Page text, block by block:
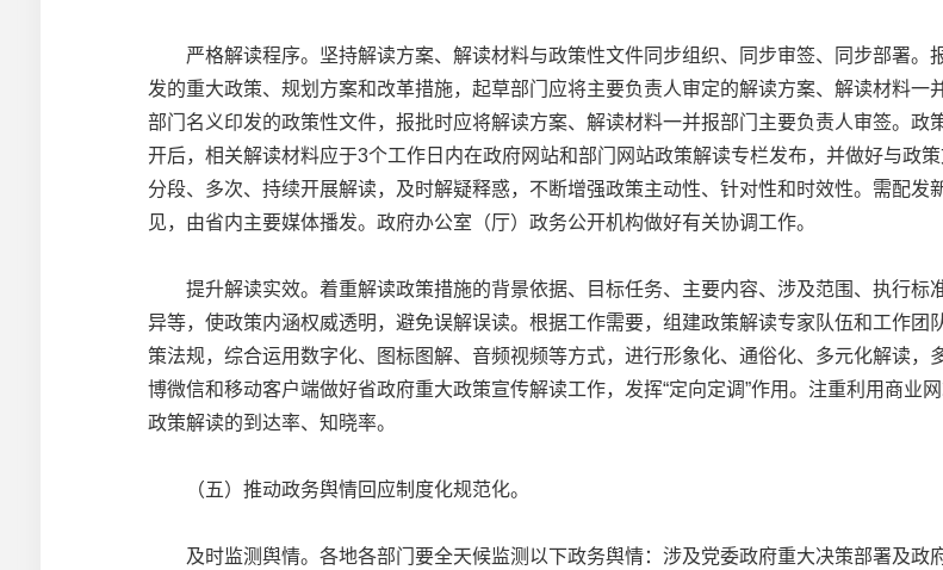
严格解读程序。坚持解读方案、解读材料与政策性文件同步组织、同步审签、同步部署。
发的重大政策、规划方案和改革措施，起草部门应将主要负责人审定的解读方案、解读材料
部门名义印发的政策性文件，报批时应将解读方案、解读材料一并报部门主要负责人审签。
开后，相关解读材料应于3个工作日内在政府网站和部门网站政策解读专栏发布，并做好与政
分段、多次、持续开展解读，及时解疑释惑，不断增强政策主动性、针对性和时效性。需配
见，由省内主要媒体播发。政府办公室（厅）政务公开机构做好有关协调工作。
提升解读实效。着重解读政策措施的背景依据、目标任务、主要内容、涉及范围、执行标
异等，使政策内涵权威透明，避免误解误读。根据工作需要，组建政策解读专家队伍和工作
策法规，综合运用数字化、图标图解、音频视频等方式，进行形象化、通俗化、多元化解读
博微信和移动客户端做好省政府重大政策宣传解读工作，发挥“定向定调”作用。注重利用商业
政策解读的到达率、知晓率。
（五）推动政务舆情回应制度化规范化。
及时监测舆情。各地各部门要全天候监测以下政务舆情：涉及党委政府重大决策部署及政